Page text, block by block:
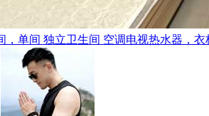
，单间 独立卫生间 空调电视热水器，